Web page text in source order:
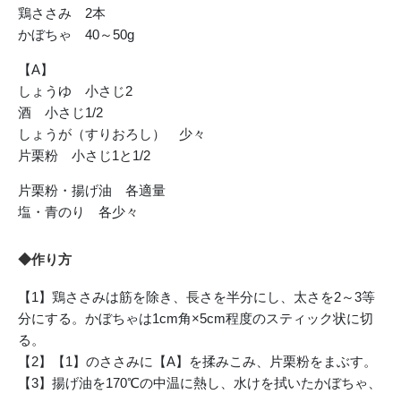
鶏ささみ 2本
かぼちゃ 40～50g
【A】
しょうゆ 小さじ2
酒 小さじ1/2
しょうが（すりおろし） 少々
片栗粉 小さじ1と1/2
片栗粉・揚げ油 各適量
塩・青のり 各少々
◆作り方
【1】鶏ささみは筋を除き、長さを半分にし、太さを2～3等
分にする。かぼちゃは1cm角×5cm程度のスティック状に切
る。
【2】【1】のささみに【A】を揉みこみ、片栗粉をまぶす。
【3】揚げ油を170℃の中温に熱し、水けを拭いたかぼちゃ、